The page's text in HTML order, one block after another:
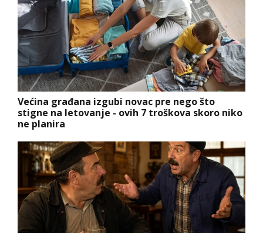
Većina građana izgubi novac pre nego što
stigne na letovanje - ovih 7 troškova skoro niko
ne planira